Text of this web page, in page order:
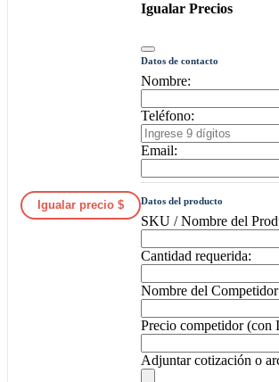
Igualar precio $
Igualar Precios
Datos de contacto
Nombre:
Teléfono:
Email:
Datos del producto
SKU / Nombre del
Cantidad requerida:
Nombre del
Precio competidor (con
Adjuntar cotización o